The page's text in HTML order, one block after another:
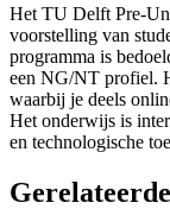
Het TU Delft Pre-
voorstelling van
programma is
een NG/NT profiel.
waarbij je deels
Het onderwijs is
en technologische